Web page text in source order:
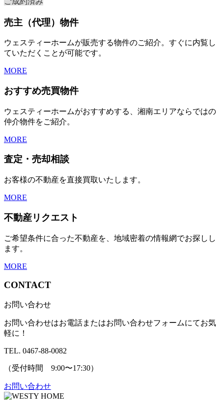
売主（代理）物件
ウェスティーホームが販売する物件のご紹介。すぐに内覧し
ていただくことが可能です。
MORE
おすすめ売買物件
ウェスティーホームがおすすめする、湘南エリアならではの
仲介物件をご紹介。
MORE
査定・売却相談
お客様の不動産を直接買取いたします。
MORE
不動産リクエスト
ご希望条件に合った不動産を、地域密着の情報網でお探しし
ます。
MORE
CONTACT
お問い合わせ
お問い合わせはお電話またはお問い合わせフォームにてお気
軽に！
TEL. 0467-88-0082
（受付時間 9:00〜17:30）
お問い合わせ